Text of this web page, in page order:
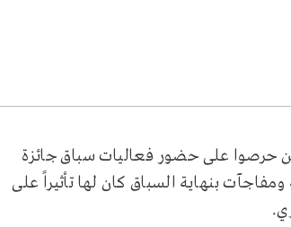
حرصوا على حضور فعاليات سباق جائزة
القوية ومفاجآت بنهاية السباق كان لها تأثيراً على